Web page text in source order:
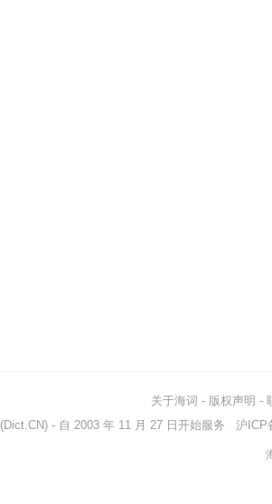
关于海词 - 版权声明 -
(Dict.CN) - 自 2003 年 11 月 27 日开始服务 沪ICP